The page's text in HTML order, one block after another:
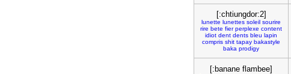
[:chtiungdor:2]
lunette lunettes soleil sourire
rire bete fier perplexe content
idiot dent dents bleu lapin
compris shit tapay bakastyle
baka prodigy
[:banane flambee]